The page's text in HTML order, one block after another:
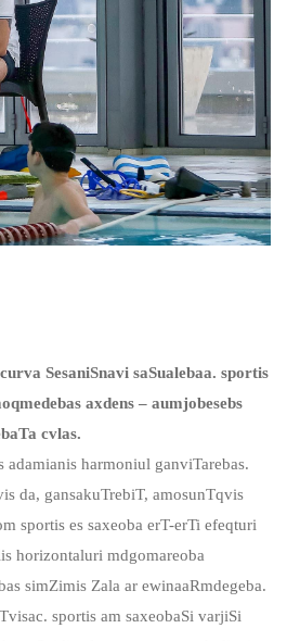
SesaniSnavi saSualebaa. sportis
axdens – aumjobesebs
cvlas.
harmoniul ganviTarebas.
da, gansakuTrebiT, amosunTqvis
sportis es saxeoba erT-erTi efeqturi
horizontaluri mdgomareoba
simZimis Zala ar ewinaaRmdegeba.
sportis am saxeobaSi varjiSi